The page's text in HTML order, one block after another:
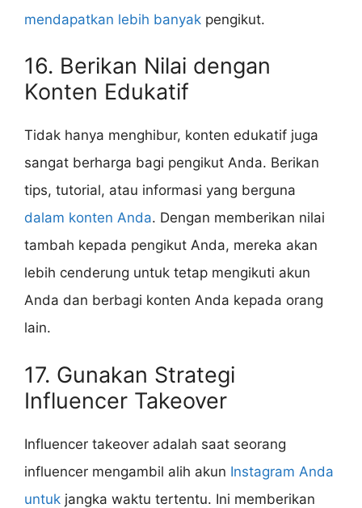
mendapatkan lebih banyak pengikut.
16. Berikan Nilai dengan
Konten Edukatif
Tidak hanya menghibur, konten edukatif juga
sangat berharga bagi pengikut Anda. Berikan
tips, tutorial, atau informasi yang berguna
dalam konten Anda. Dengan memberikan nilai
tambah kepada pengikut Anda, mereka akan
lebih cenderung untuk tetap mengikuti akun
Anda dan berbagi konten Anda kepada orang
lain.
17. Gunakan Strategi
Influencer Takeover
Influencer takeover adalah saat seorang
influencer mengambil alih akun Instagram Anda
untuk jangka waktu tertentu. Ini memberikan